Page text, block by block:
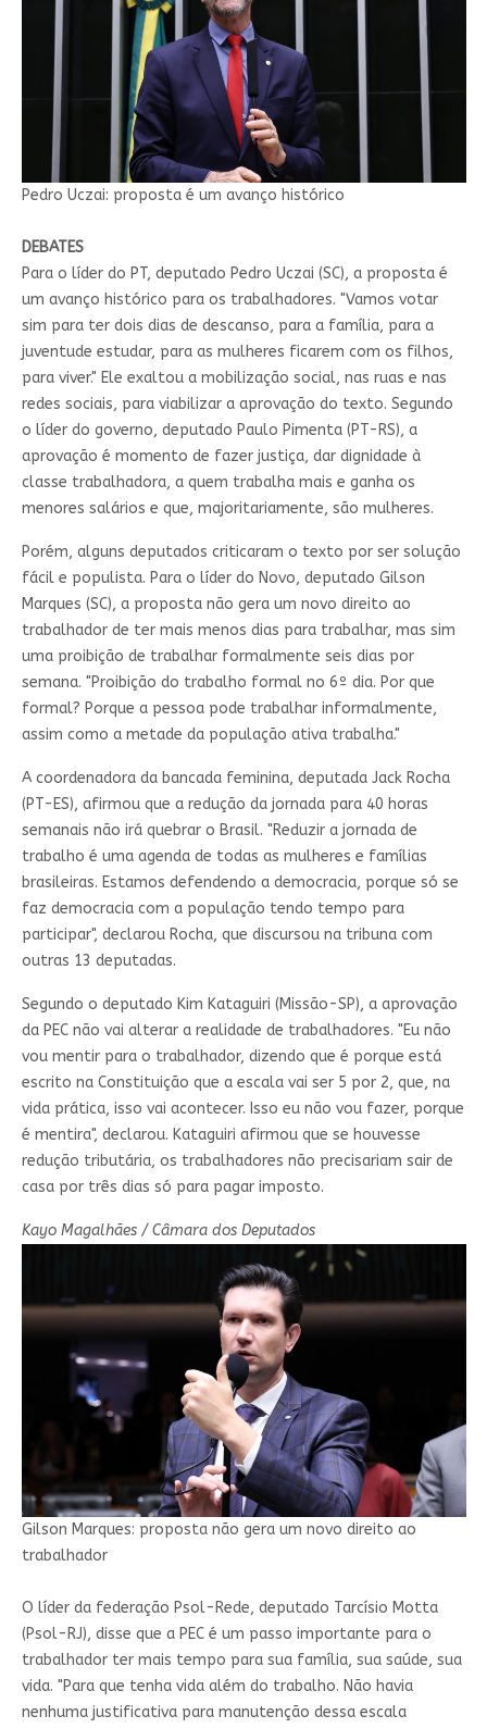
Pedro Uczai: proposta é um avanço histórico
DEBATES
Para o líder do PT, deputado Pedro Uczai (SC), a proposta é
um avanço histórico para os trabalhadores. "Vamos votar
sim para ter dois dias de descanso, para a família, para a
juventude estudar, para as mulheres ficarem com os filhos,
para viver." Ele exaltou a mobilização social, nas ruas e nas
redes sociais, para viabilizar a aprovação do texto. Segundo
o líder do governo, deputado Paulo Pimenta (PT-RS), a
aprovação é momento de fazer justiça, dar dignidade à
classe trabalhadora, a quem trabalha mais e ganha os
menores salários e que, majoritariamente, são mulheres.
Porém, alguns deputados criticaram o texto por ser solução
fácil e populista. Para o líder do Novo, deputado Gilson
Marques (SC), a proposta não gera um novo direito ao
trabalhador de ter mais menos dias para trabalhar, mas sim
uma proibição de trabalhar formalmente seis dias por
semana. "Proibição do trabalho formal no 6º dia. Por que
formal? Porque a pessoa pode trabalhar informalmente,
assim como a metade da população ativa trabalha."
A coordenadora da bancada feminina, deputada Jack Rocha
(PT-ES), afirmou que a redução da jornada para 40 horas
semanais não irá quebrar o Brasil. "Reduzir a jornada de
trabalho é uma agenda de todas as mulheres e famílias
brasileiras. Estamos defendendo a democracia, porque só se
faz democracia com a população tendo tempo para
participar", declarou Rocha, que discursou na tribuna com
outras 13 deputadas.
Segundo o deputado Kim Kataguiri (Missão-SP), a aprovação
da PEC não vai alterar a realidade de trabalhadores. "Eu não
vou mentir para o trabalhador, dizendo que é porque está
escrito na Constituição que a escala vai ser 5 por 2, que, na
vida prática, isso vai acontecer. Isso eu não vou fazer, porque
é mentira", declarou. Kataguiri afirmou que se houvesse
redução tributária, os trabalhadores não precisariam sair de
casa por três dias só para pagar imposto.
Kayo Magalhães / Câmara dos Deputados
Gilson Marques: proposta não gera um novo direito ao
trabalhador
O líder da federação Psol-Rede, deputado Tarcísio Motta
(Psol-RJ), disse que a PEC é um passo importante para o
trabalhador ter mais tempo para sua família, sua saúde, sua
vida. "Para que tenha vida além do trabalho. Não havia
nenhuma justificativa para manutenção dessa escala